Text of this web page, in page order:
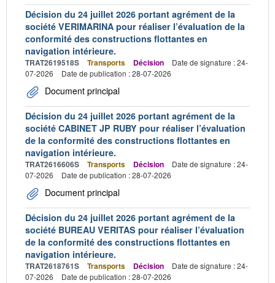
Décision du 24 juillet 2026 portant agrément de la
société VERIMARINA pour réaliser l’évaluation de la
conformité des constructions flottantes en
navigation intérieure.
TRAT2619518S Transports Décision
Date de signature : 24-
07-2026
Date de publication : 28-07-2026
Document principal
Décision du 24 juillet 2026 portant agrément de la
société CABINET JP RUBY pour réaliser l’évaluation
de la conformité des constructions flottantes en
navigation intérieure.
TRAT2616606S Transports Décision
Date de signature : 24-
07-2026
Date de publication : 28-07-2026
Document principal
Décision du 24 juillet 2026 portant agrément de la
société BUREAU VERITAS pour réaliser l’évaluation
de la conformité des constructions flottantes en
navigation intérieure.
TRAT2618761S Transports Décision
Date de signature : 24-
07-2026
Date de publication : 28-07-2026